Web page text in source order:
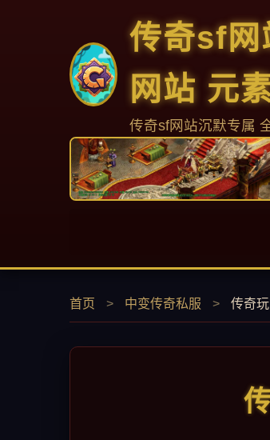
传奇sf网
网站 元
传奇sf网站沉默专属
首页 > 中变传奇私服 > 传奇